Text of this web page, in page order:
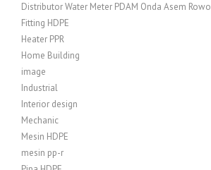
Distributor Water Meter PDAM Onda Asem Rowo
Fitting HDPE
Heater PPR
Home Building
image
Industrial
Interior design
Mechanic
Mesin HDPE
mesin pp-r